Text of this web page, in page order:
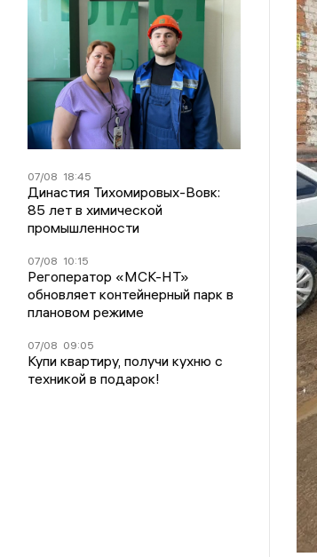
07/08 18:45
Династия Тихомировых-Вовк:
85 лет в химической
промышленности
07/08 10:15
Регоператор «МСК-НТ»
обновляет контейнерный парк в
плановом режиме
07/08 09:05
Купи квартиру, получи кухню с
техникой в подарок!